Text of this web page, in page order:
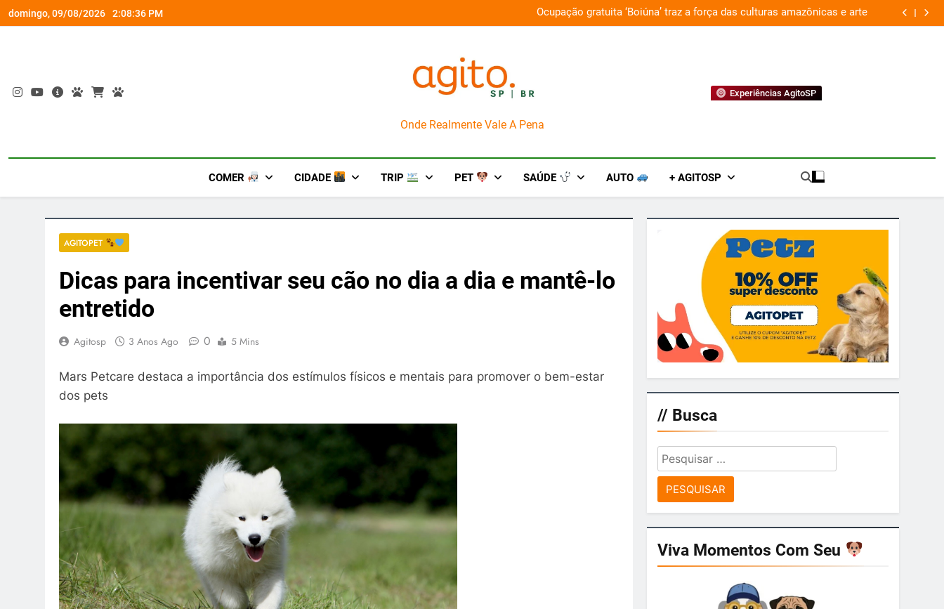
Skip
to
domingo, 09/08/2026 2:08:37 PM
Guaraná Antarctica + PlayStation Ocupação gratuita ‘Boiúna’ traz a força das culturas amazônicas e arte Por que Santo Domingo merece uma viagem exclusiva
AgitoSP
Onde Realmente Vale A Pena
Experiências AgitoSP
COMER CIDADE TRIP PET SAÚDE AUTO + AGITOSP
AGITOPET
Dicas para incentivar seu cão no dia a dia e mantê-lo
entretido
Agitosp 3 Anos Ago 0 5 Mins
Mars Petcare destaca a importância dos estímulos físicos e mentais para promover o bem-estar
dos pets
// Busca
Pesquisar
por:
Viva Momentos Com Seu